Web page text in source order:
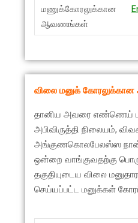
மணுக்கோரலுக்கான
ஆவணங்கள்
விலை மனுக் கோரலுக்கான
தானிய அவரை எண்ணெய்
அபிவிருத்தி நிலையம்,
அங்குணகொலபேலஸ்ஸ
ஒன்றை வாங்குவதற்கு
தகுதியுடைய விலை
செய்யப்பட்ட மனுக்கள்